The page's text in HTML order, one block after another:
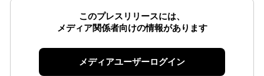
このプレスリリースには、
メディア関係者向けの情報があります
メディアユーザーログイン